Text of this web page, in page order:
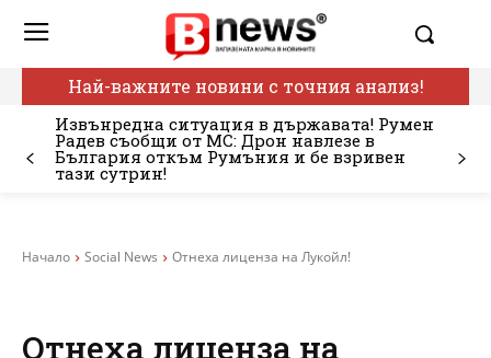
Най-важните новини с точния анализ!
Извънредна ситуация в държавата! Румен
Радев съобщи от МС: Дрон навлезе в
България откъм Румъния и бе взривен
тази сутрин!
Начало Social News Отнеха лиценза на Лукойл!
Отнеха лиценза на